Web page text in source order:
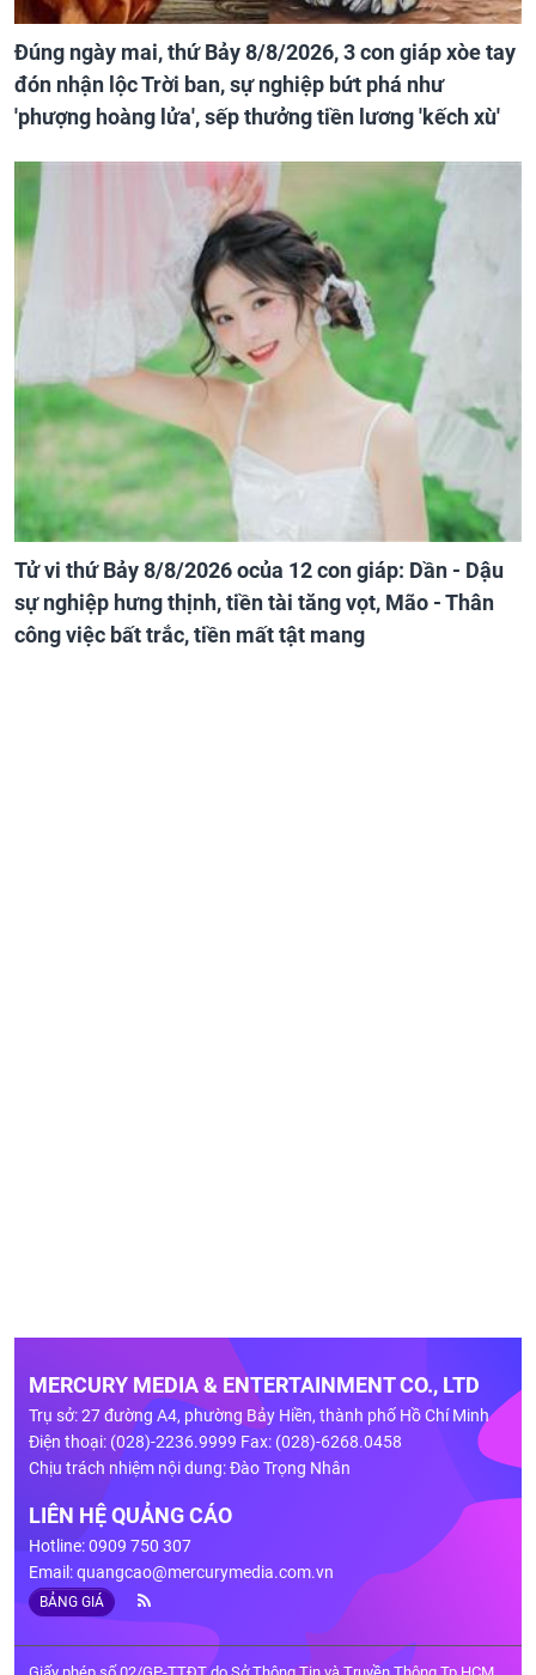
Đúng ngày mai, thứ Bảy 8/8/2026, 3 con giáp xòe tay
đón nhận lộc Trời ban, sự nghiệp bứt phá như
'phượng hoàng lửa', sếp thưởng tiền lương 'kếch xù'
Tử vi thứ Bảy 8/8/2026 ocủa 12 con giáp: Dần - Dậu
sự nghiệp hưng thịnh, tiền tài tăng vọt, Mão - Thân
công việc bất trắc, tiền mất tật mang
MERCURY MEDIA & ENTERTAINMENT CO., LTD
Trụ sở: 27 đường A4, phường Bảy Hiền, thành phố Hồ Chí Minh
Điện thoại: (028)-2236.9999 Fax: (028)-6268.0458
Chịu trách nhiệm nội dung: Đào Trọng Nhân
LIÊN HỆ QUẢNG CÁO
Hotline: 0909 750 307
Email:quangcao@mercurymedia.com.vn
BẢNG GIÁ